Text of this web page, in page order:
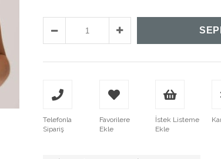
Telefonla
Sipariş
Favorilere
Ekle
İstek Listeme
Ekle